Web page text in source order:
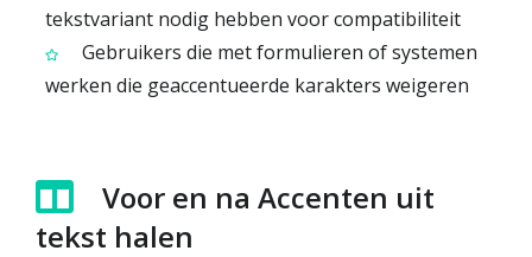
tekstvariant nodig hebben voor compatibiliteit
Gebruikers die met formulieren of systemen
werken die geaccentueerde karakters weigeren
Voor en na Accenten uit
tekst halen